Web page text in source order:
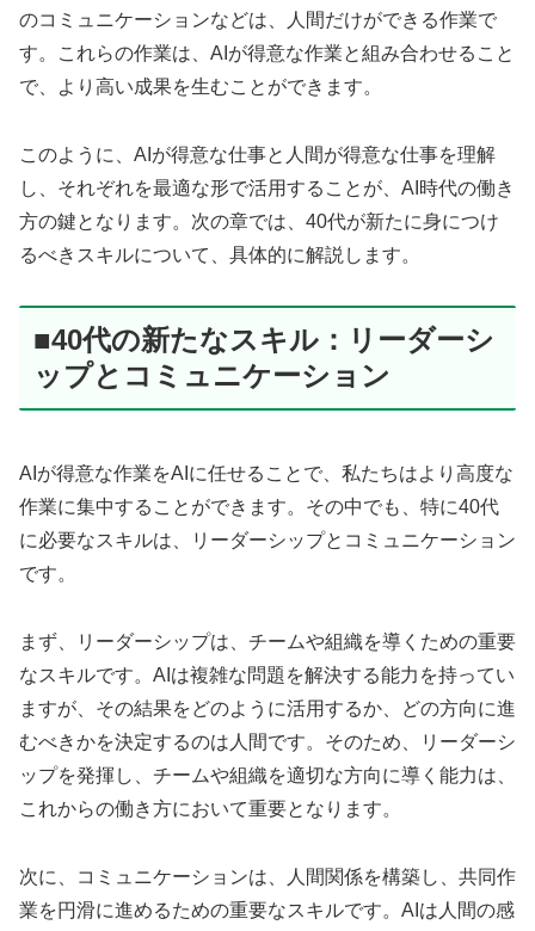
のコミュニケーションなどは、人間だけができる作業で
す。これらの作業は、AIが得意な作業と組み合わせること
で、より高い成果を生むことができます。
このように、AIが得意な仕事と人間が得意な仕事を理解
し、それぞれを最適な形で活用することが、AI時代の働き
方の鍵となります。次の章では、40代が新たに身につけ
るべきスキルについて、具体的に解説します。
■40代の新たなスキル：リーダーシ
ップとコミュニケーション
AIが得意な作業をAIに任せることで、私たちはより高度な
作業に集中することができます。その中でも、特に40代
に必要なスキルは、リーダーシップとコミュニケーション
です。
まず、リーダーシップは、チームや組織を導くための重要
なスキルです。AIは複雑な問題を解決する能力を持ってい
ますが、その結果をどのように活用するか、どの方向に進
むべきかを決定するのは人間です。そのため、リーダーシ
ップを発揮し、チームや組織を適切な方向に導く能力は、
これからの働き方において重要となります。
次に、コミュニケーションは、人間関係を構築し、共同作
業を円滑に進めるための重要なスキルです。AIは人間の感